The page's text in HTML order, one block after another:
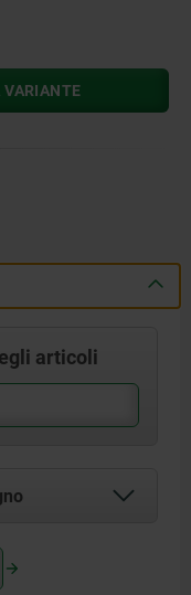
VARIANTE
articoli